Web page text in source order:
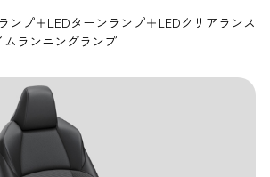
ンプ＋LEDターンランプ＋LEDクリアランス
ムランニングランプ